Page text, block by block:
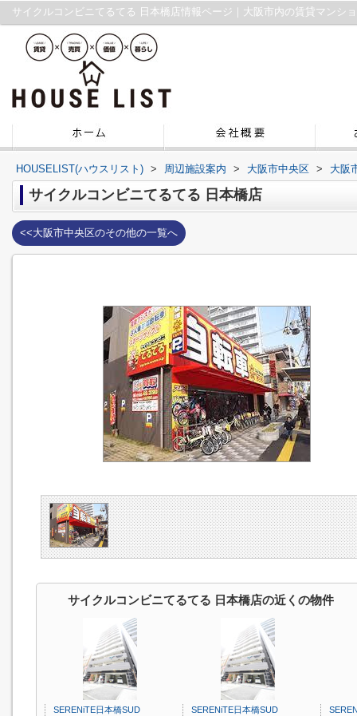
サイクルコンビニてるてる 日本橋店情報ページ｜大阪市内の賃貸マンシ
HOUSELIST(ハウスリスト) > 周辺施設案内 > 大阪市中央区 > 大阪
サイクルコンビニてるてる 日本橋店
<<大阪市中央区のその他の一覧へ
サイクルコンビニてるてる 日本橋店の近くの物件
SERENiTE日本橋SUD
SERENiTE日本橋SUD